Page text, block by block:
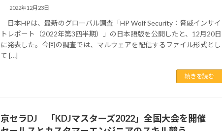
2022年12月23日
日本HPは、最新のグローバル調査「HP Wolf Security：脅威インサイ
トレポート（2022年第3四半期）」の日本語版を公開したと、12月20日
に発表した。今回の調査では、マルウェアを配信するファイル形式とし
て […]
続きを読む
京セラDJ 「KDJマスターズ2022」全国大会を開催